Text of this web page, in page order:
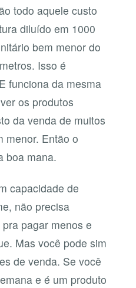
todo aquele custo
diluído em 1000
bem menor do
Isso é
funciona da mesma
os produtos
da venda de muitos
menor. Então o
boa mana.
capacidade de
não precisa
pagar menos e
Mas você pode sim
de venda. Se você
e é um produto